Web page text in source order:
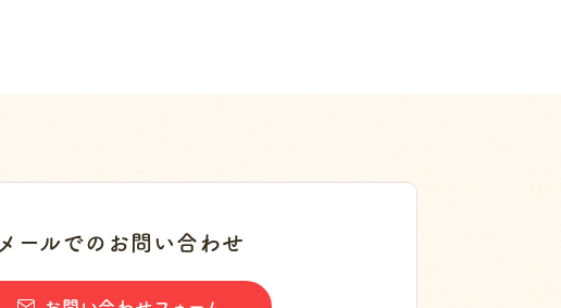
メールでのお問い合わせ